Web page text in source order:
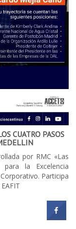
CUATRO PASOS
por RMC «Las
la Excelencia
Participa